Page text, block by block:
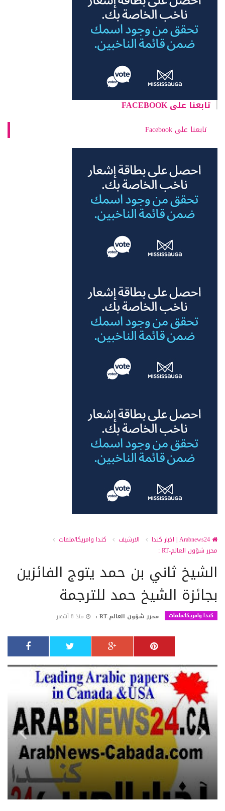
تابعنا على FACEBOOK
تابعنا على Facebook
الارشيف
كندا وامريكا/ملفات
محرر شؤون العالم-RT :
الشيخ ثاني بن حمد يتوج الفائزين
بجائزة الشيخ حمد للترجمة
كندا وامريكا/ملفات محرر شؤون العالم-RT : منذ 8 أشهر